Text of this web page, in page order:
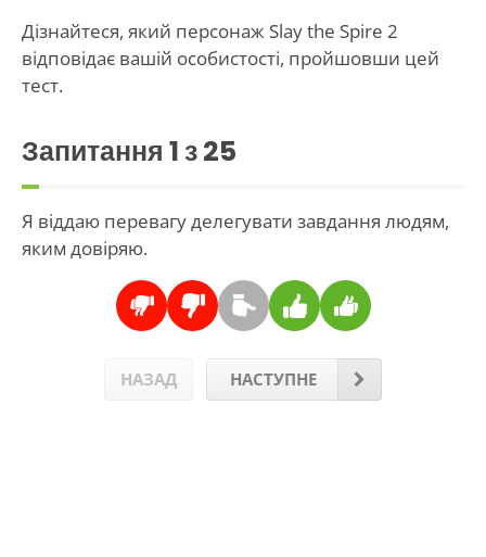
Дізнайтеся, який персонаж Slay the Spire 2
відповідає вашій особистості, пройшовши цей
тест.
Запитання 1з 25
Я віддаю перевагу делегувати завдання людям,
яким довіряю.
НАЗАД НАСТУПНЕ